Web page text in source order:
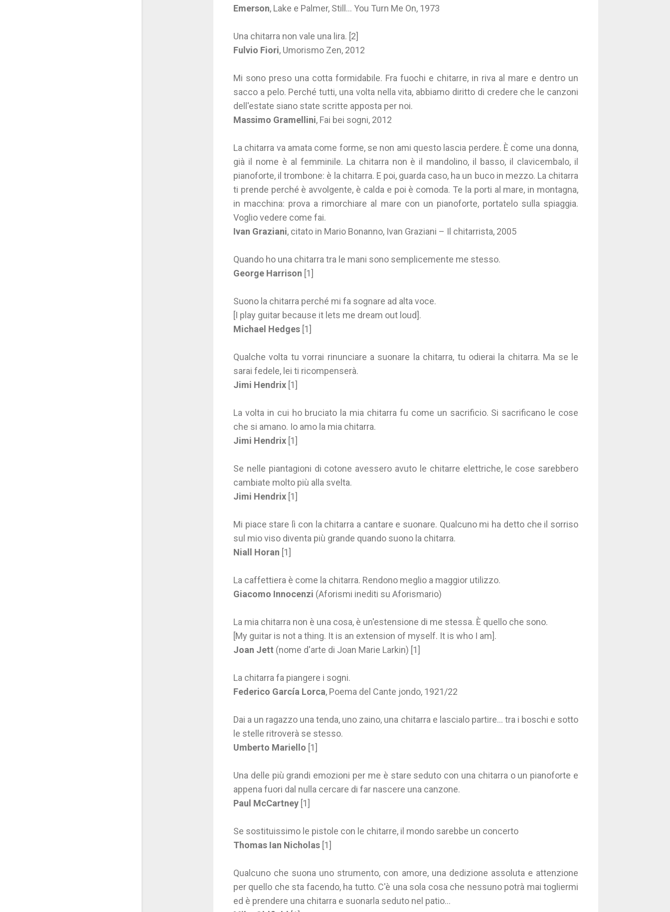
Emerson, Lake e Palmer, Still... You Turn Me On, 1973
Una chitarra non vale una lira. [2]
Fulvio Fiori, Umorismo Zen, 2012
Mi sono preso una cotta formidabile. Fra fuochi e chitarre, in riva al mare e dentro un
sacco a pelo. Perché tutti, una volta nella vita, abbiamo diritto di credere che le canzoni
dell'estate siano state scritte apposta per noi.
Massimo Gramellini, Fai bei sogni, 2012
La chitarra va amata come forme, se non ami questo lascia perdere. È come una donna,
già il nome è al femminile. La chitarra non è il mandolino, il basso, il clavicembalo, il
pianoforte, il trombone: è la chitarra. E poi, guarda caso, ha un buco in mezzo. La chitarra
ti prende perché è avvolgente, è calda e poi è comoda. Te la porti al mare, in montagna,
in macchina: prova a rimorchiare al mare con un pianoforte, portatelo sulla spiaggia.
Voglio vedere come fai.
Ivan Graziani, citato in Mario Bonanno, Ivan Graziani – Il chitarrista, 2005
Quando ho una chitarra tra le mani sono semplicemente me stesso.
George Harrison [1]
Suono la chitarra perché mi fa sognare ad alta voce.
[I play guitar because it lets me dream out loud].
Michael Hedges [1]
Qualche volta tu vorrai rinunciare a suonare la chitarra, tu odierai la chitarra. Ma se le
sarai fedele, lei ti ricompenserà.
Jimi Hendrix [1]
La volta in cui ho bruciato la mia chitarra fu come un sacrificio. Si sacrificano le cose
che si amano. Io amo la mia chitarra.
Jimi Hendrix [1]
Se nelle piantagioni di cotone avessero avuto le chitarre elettriche, le cose sarebbero
cambiate molto più alla svelta.
Jimi Hendrix [1]
Mi piace stare lì con la chitarra a cantare e suonare. Qualcuno mi ha detto che il sorriso
sul mio viso diventa più grande quando suono la chitarra.
Niall Horan [1]
La caffettiera è come la chitarra. Rendono meglio a maggior utilizzo.
Giacomo Innocenzi (Aforismi inediti su Aforismario)
La mia chitarra non è una cosa, è un'estensione di me stessa. È quello che sono.
[My guitar is not a thing. It is an extension of myself. It is who I am].
Joan Jett (nome d'arte di Joan Marie Larkin) [1]
La chitarra fa piangere i sogni.
Federico García Lorca, Poema del Cante jondo, 1921/22
Dai a un ragazzo una tenda, uno zaino, una chitarra e lascialo partire... tra i boschi e sotto
le stelle ritroverà se stesso.
Umberto Mariello [1]
Una delle più grandi emozioni per me è stare seduto con una chitarra o un pianoforte e
appena fuori dal nulla cercare di far nascere una canzone.
Paul McCartney [1]
Se sostituissimo le pistole con le chitarre, il mondo sarebbe un concerto
Thomas Ian Nicholas [1]
Qualcuno che suona uno strumento, con amore, una dedizione assoluta e attenzione
per quello che sta facendo, ha tutto. C'è una sola cosa che nessuno potrà mai togliermi
ed è prendere una chitarra e suonarla seduto nel patio...